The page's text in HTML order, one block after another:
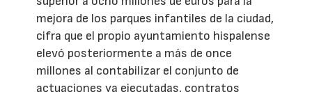
mejora de los parques infantiles de la ciudad,
cifra que el propio ayuntamiento hispalense
elevó posteriormente a más de once
millones al contabilizar el conjunto de
actuaciones ya ejecutadas, contratos